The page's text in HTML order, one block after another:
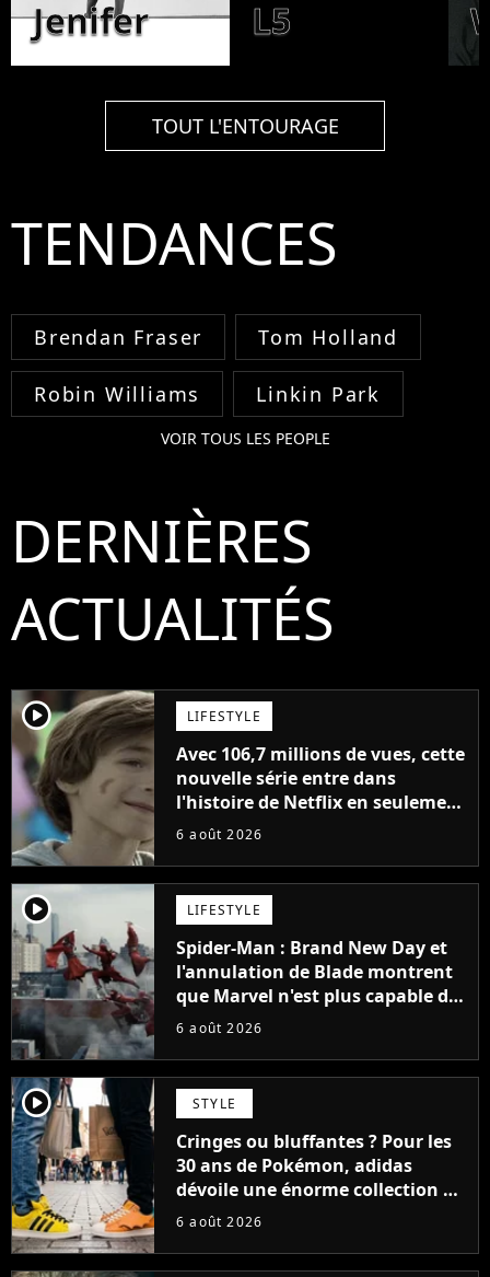
Jenifer L5
TOUT L'ENTOURAGE
TENDANCES
Brendan Fraser Tom Holland
Robin Williams Linkin Park
VOIR TOUS LES PEOPLE
DERNIÈRES
ACTUALITÉS
player2 LIFESTYLE
Avec 106,7 millions de vues, cette
nouvelle série entre dans
l'histoire de Netflix en seulement
48 jours
6 août 2026
player2 LIFESTYLE
Spider-Man : Brand New Day et
l'annulation de Blade montrent
que Marvel n'est plus capable de
faire quoi que ce soit de simple
6 août 2026
player2 STYLE
Cringes ou bluffantes ? Pour les
30 ans de Pokémon, adidas
dévoile une énorme collection de
sneakers et je ne sais pas quoi en
6 août 2026